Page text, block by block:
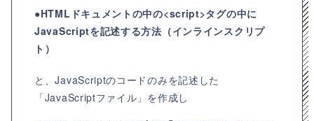
●HTMLドキュメントの中の<script>タグの中に
JavaScriptを記述する方法（インラインスクリプ
ト ）
と、JavaScriptのコードのみを記述した
「JavaScriptファイル」を作成し